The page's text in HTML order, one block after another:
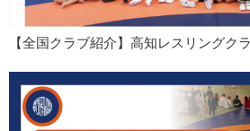
【全国クラブ紹介】高知レスリングク